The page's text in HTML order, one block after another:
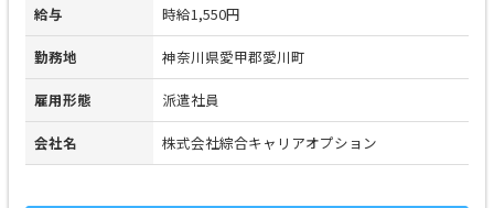
給与 時給1,550円
勤務地 神奈川県愛甲郡愛川町
雇用形態 派遣社員
会社名 株式会社綜合キャリアオプション